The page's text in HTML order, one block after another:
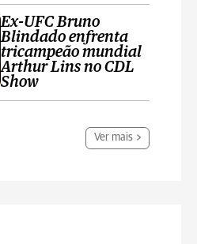
Ex-UFC Bruno
Blindado enfrenta
tricampeão mundial
Arthur Lins no CDL
Show
Ver mais